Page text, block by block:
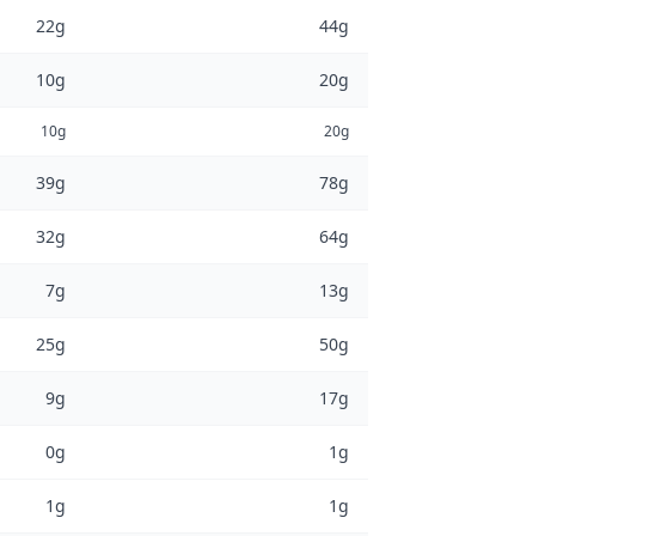
22g 44g
10g 20g
10g 20g
39g 78g
32g 64g
7g 13g
25g 50g
9g 17g
0g 1g
1g 1g